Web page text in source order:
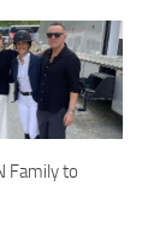
Family to